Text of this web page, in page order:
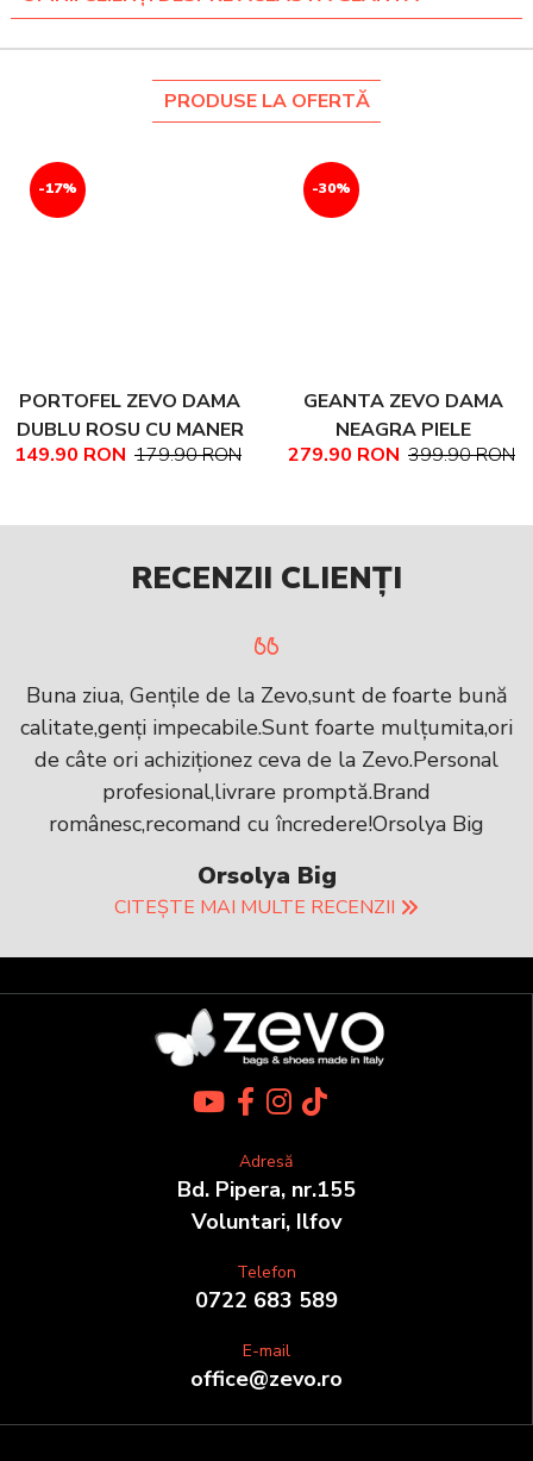
PRODUSE LA OFERTĂ
-17%
PORTOFEL ZEVO DAMA
DUBLU ROSU CU MANER
PIELE NATURALA
149.90 RON 179.90 RON
-30%
GEANTA ZEVO DAMA
NEAGRA PIELE
NATURALA TEXTURATA
279.90 RON 399.90 RON
RECENZII CLIENȚI
Buna ziua, Gențile de la Zevo,sunt de foarte bună
calitate,genți impecabile.Sunt foarte mulțumita,ori
de câte ori achiziționez ceva de la Zevo.Personal
profesional,livrare promptă.Brand
românesc,recomand cu încredere!Orsolya Big
Orsolya Big
CITEȘTE MAI MULTE RECENZII
Adresă
Bd. Pipera, nr.155
Voluntari, Ilfov
Telefon
0722 683 589
E-mail
office@zevo.ro